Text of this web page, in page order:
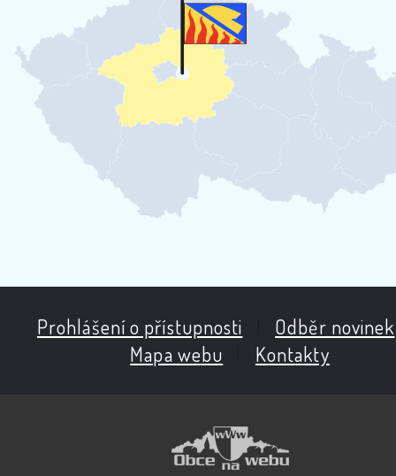
Prohlášení o přístupnosti Odběr novinek
Mapa webu
Kontakty